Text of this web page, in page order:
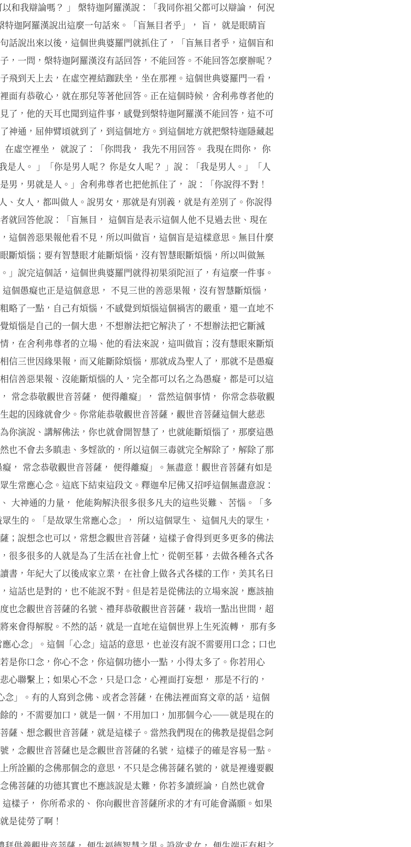
和我辯論嗎？ 」 槃特迦阿羅漢說：「我同你祖父都可以辯論， 何況
迦阿羅漢說出這麼一句話來。「盲無目者乎」， 盲， 就是眼睛盲
話說出來以後，這個世典婆羅門就抓住了，「盲無目者乎，這個盲和
，一問，槃特迦阿羅漢沒有話回答，不能回答。不能回答怎麼辦呢？
飛到天上去，在虛空裡結跏趺坐，坐在那裡。這個世典婆羅門一看，
面有恭敬心，就在那兒等著他回答。正在這個時候，舍利弗尊者他的
了，他的天耳也聞到這件事，感覺到槃特迦阿羅漢不能回答，這不可
神通，屈伸臂頃就到了，到這個地方。到這個地方就把槃特迦隱藏起
在虛空裡坐， 就說了：「你問我， 我先不用回答。 我現在問你， 你
是人。 」「你是男人呢？ 你是女人呢？ 」說：「我是男人。」「人
男，男就是人。」舍利弗尊者也把他抓住了， 說：「你說得不對！
、女人，都叫做人。說男女，那就是有別義，就是有差別了。你說得
就回答他說：「盲無目， 這個盲是表示這個人他不見過去世、現在
這個善惡果報他看不見，所以叫做盲，這個盲是這樣意思。無目什麼
斷煩惱；要有智慧眼才能斷煩惱，沒有智慧眼斷煩惱，所以叫做無
」說完這個話，這個世典婆羅門就得初果須陀洹了，有這麼一件事。
個愚癡也正是這個意思， 不見三世的善惡果報，沒有智慧斷煩惱，
略了一點，自己有煩惱，不感覺到煩惱這個禍害的嚴重，還一直地不
煩惱是自己的一個大患，不想辦法把它解決了，不想辦法把它斷滅
，在舍利弗尊者的立場、他的看法來說，這叫做盲；沒有慧眼來斷煩
信三世因緣果報，而又能斷除煩惱，那就成為聖人了，那就不是愚癡
信善惡果報、沒能斷煩惱的人，完全都可以名之為愚癡，都是可以這
常念恭敬觀世音菩薩， 便得離癡」， 當然這個事情， 你常念恭敬觀
起的因緣就會少。你常能恭敬觀世音菩薩，觀世音菩薩這個大慈悲
你演說、講解佛法，你也就會開智慧了，也就能斷煩惱了，那麼這愚
也不會去多瞋恚、多婬欲的，所以這個三毒就完全解除了，解除了那
， 常念恭敬觀世音菩薩， 便得離癡」。無盡意！觀世音菩薩有如是
生常應心念。這底下結束這段文。釋迦牟尼佛又招呼這個無盡意說：
大神通的力量， 他能夠解決很多很多凡夫的這些災難、 苦惱。「多
生的。「是故眾生常應心念」， 所以這個眾生、 這個凡夫的眾生，
；說想念也可以，常想念觀世音菩薩，這樣子會得到更多更多的佛法
很多很多的人就是為了生活在社會上忙，從朝至暮，去做各種各式各
書，年紀大了以後成家立業，在社會上做各式各樣的工作，美其名曰
這話也是對的，也不能說不對。但是若是從佛法的立場來說，應該抽
也念觀世音菩薩的名號、禮拜恭敬觀世音菩薩，栽培一點出世間，超
來會得解脫。不然的話，就是一直地在這個世界上生死流轉， 那有多
心念」。這個「心念」這話的意思，也並沒有說不需要用口念；口也
是你口念，你心不念，你這個功德小一點，小得太多了。你若用心
心聯繫上；如果心不念，只是口念，心裡面打妄想， 那是不行的，
念」。有的人寫到念佛、或者念菩薩，在佛法裡面寫文章的話，這個
的，不需要加口，就是一個，不用加口，加那個今心——就是現在的
薩、想念觀世音菩薩，就是這樣子。當然我們現在的佛教是提倡念阿
，念觀世音菩薩也是念觀世音菩薩的名號，這樣子的確是容易一點。
所詮顯的念佛那個念的意思，不只是念佛菩薩名號的，就是裡邊要觀
佛菩薩的功德其實也不應該說是太難，你若多讀經論，自然也就會
樣子， 你所希求的、 你向觀世音菩薩所求的才有可能會滿願。如果
是徒勞了啊！